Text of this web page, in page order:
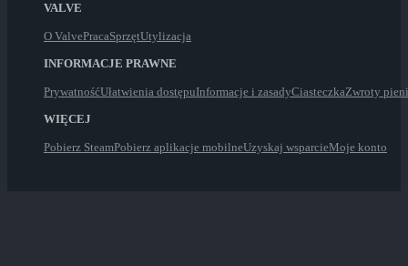
VALVE
O ValvePracaSprzętUtylizacja
INFORMACJE PRAWNE
PrywatnośćUłatwienia dostępuInformacje i zasadyCiasteczkaZwroty
WIĘCEJ
Pobierz SteamPobierz aplikacje mobilneUzyskaj wsparcieMoje konto